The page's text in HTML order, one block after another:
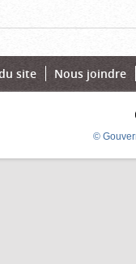
site Nous joindre
©